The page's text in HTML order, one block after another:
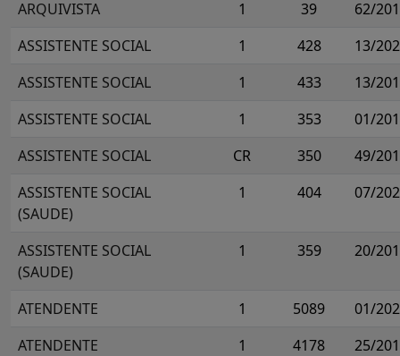
ARQUIVISTA
1 39
62/
ASSISTENTE SOCIAL
1 428
13/
ASSISTENTE SOCIAL
1 433
13/
ASSISTENTE SOCIAL
1 353
01/
ASSISTENTE SOCIAL
CR 350
49/
ASSISTENTE SOCIAL
(SAUDE)
1 404 07/
ASSISTENTE SOCIAL
(SAUDE)
1 359 20/
ATENDENTE 1 5089
01/
ATENDENTE
1 4178
25/